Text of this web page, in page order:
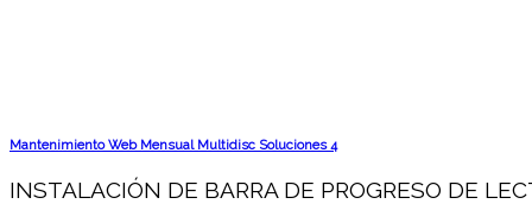
Mantenimiento Web Mensual Multidisc Soluciones 4
INSTALACIÓN DE BARRA DE PROGRESO DE